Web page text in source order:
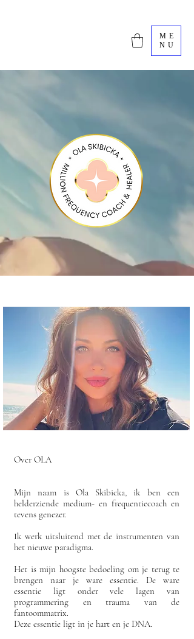
ME
NU
Over OLA
Mijn naam is Ola Skibicka, ik ben een
helderziende medium- en frequentiecoach en
tevens genezer.
Ik werk uitsluitend met de instrumenten van
het nieuwe paradigma.
Het is mijn hoogste bedoeling om je terug te
brengen naar je ware essentie. De ware
essentie ligt onder vele lagen van
programmering en trauma van de
fantoommatrix.
Deze essentie ligt in je hart en je DNA.